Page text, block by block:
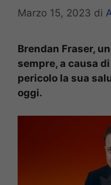
Marzo 15, 2023 di
Brendan Fraser,
sempre, a causa
pericolo la sua
oggi.